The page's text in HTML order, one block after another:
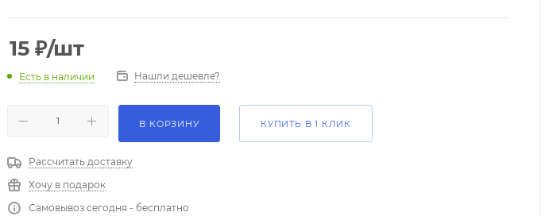
15 ₽/шт
Есть в наличии Нашли дешевле?
В КОРЗИНУ КУПИТЬ В 1 КЛИК
Рассчитать доставку
Хочу в подарок
Самовывоз сегодня - бесплатно